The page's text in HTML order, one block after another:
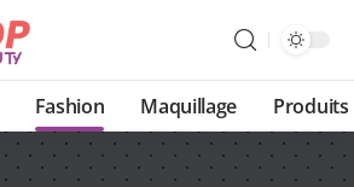
Fashion Maquillage Produits